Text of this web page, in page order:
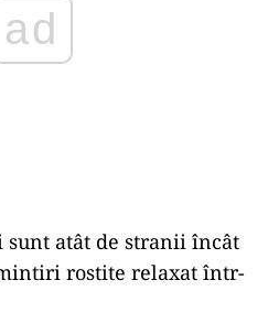
ad
atât de stranii încât
rostite relaxat într-